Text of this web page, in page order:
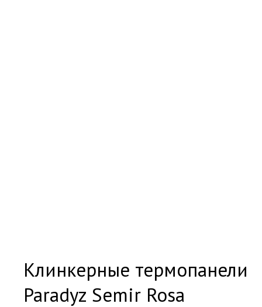
Клинкерные термопанели
Paradyz Semir Rosa